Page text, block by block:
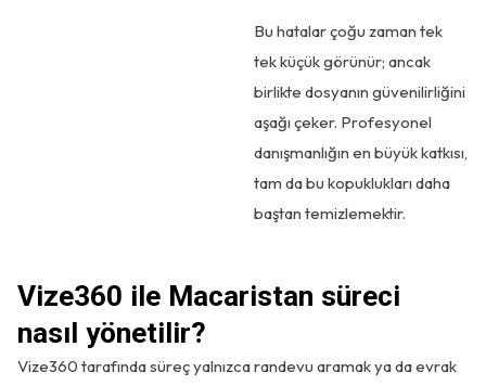
Bu hatalar çoğu zaman tek
tek küçük görünür; ancak
birlikte dosyanın güvenilirliğini
aşağı çeker. Profesyonel
danışmanlığın en büyük katkısı,
tam da bu kopuklukları daha
baştan temizlemektir.
Vize360 ile Macaristan süreci
nasıl yönetilir?
Vize360 tarafında süreç yalnızca randevu aramak ya da evrak